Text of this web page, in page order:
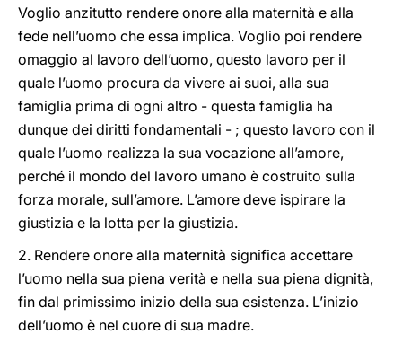
Voglio anzitutto rendere onore alla maternità e alla
fede nell’uomo che essa implica. Voglio poi rendere
omaggio al lavoro dell’uomo, questo lavoro per il
quale l’uomo procura da vivere ai suoi, alla sua
famiglia prima di ogni altro - questa famiglia ha
dunque dei diritti fondamentali - ; questo lavoro con il
quale l’uomo realizza la sua vocazione all’amore,
perché il mondo del lavoro umano è costruito sulla
forza morale, sull’amore. L’amore deve ispirare la
giustizia e la lotta per la giustizia.
2. Rendere onore alla maternità significa accettare
l’uomo nella sua piena verità e nella sua piena dignità,
fin dal primissimo inizio della sua esistenza. L’inizio
dell’uomo è nel cuore di sua madre.